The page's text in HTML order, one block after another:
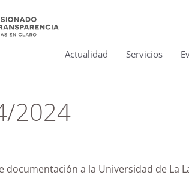
Actualidad Servicios
2024
documentación a la Universidad